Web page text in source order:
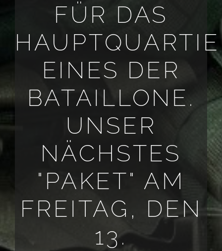
FÜR DAS
EINES DER
BATAILLONE.
UNSER
NÄCHSTES
"PAKET" AM
FREITAG, DEN
13.